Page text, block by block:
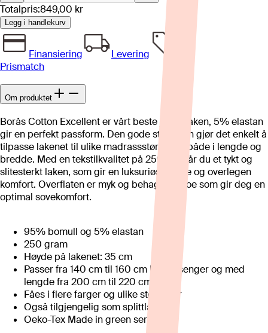
Totalpris:849,00 kr
Legg i handlekurv
Finansiering
Levering
Prismatch
Om produktet
Borås Cotton Excellent er vårt beste jerseylaken, 5% elastan
gir en perfekt passform. Den gode stretchen gjør det enkelt å
tilpasse lakenet til ulike madrassstørrelser, både i lengde og
bredde. Med en tekstilkvalitet på 250gsm får du et tykt og
slitesterkt laken, som gir en luksuriøs følelse og overlegen
komfort. Overflaten er myk og behagelig, noe som gir deg en
optimal sovekomfort.
95% bomull og 5% elastan
250 gram
Høyde på lakenet: 35 cm
Passer fra 140 cm til 160 cm brede senger og med
lengde fra 200 cm til 220 cm
Fåes i flere farger og ulike størrelser
Også tilgjengelig som splittlaken
Oeko-Tex Made in green sertifisert